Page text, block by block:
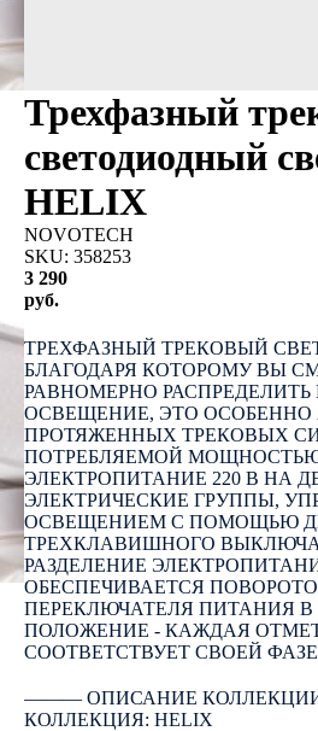
Трехфазный
светодиодный
HELIX
NOVOTECH
SKU: 358253
3 290
руб.
ТРЕХФАЗНЫЙ ТРЕКОВЫЙ
БЛАГОДАРЯ КОТОРОМУ ВЫ
РАВНОМЕРНО
ОСВЕЩЕНИЕ, ЭТО ОСОБЕННО
ПРОТЯЖЕННЫХ ТРЕКОВЫХ
ПОТРЕБЛЯЕМОЙ
ЭЛЕКТРОПИТАНИЕ 220 В НА
ЭЛЕКТРИЧЕСКИЕ ГРУППЫ,
ОСВЕЩЕНИЕМ С ПОМОЩЬЮ
ТРЕХКЛАВИШНОГО
РАЗДЕЛЕНИЕ
ОБЕСПЕЧИВАЕТСЯ
ПЕРЕКЛЮЧАТЕЛЯ ПИТАНИЯ
ПОЛОЖЕНИЕ - КАЖДАЯ
СООТВЕТСТВУЕТ СВОЕЙ
――― ОПИСАНИЕ
КОЛЛЕКЦИЯ: HELIX